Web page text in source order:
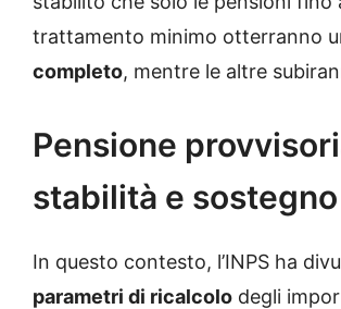
trattamento minimo otterranno
completo, mentre le altre
Pensione
stabilità e sostegno
In questo contesto, l’INPS ha
parametri di ricalcolo degli